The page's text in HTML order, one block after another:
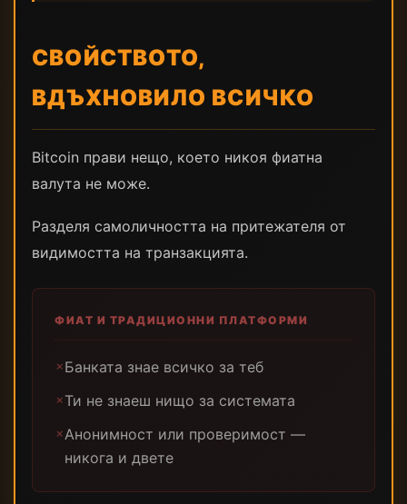
СВОЙСТВОТО,
ВДЪХНОВИЛО ВСИЧКО
Bitcoin прави нещо, което никоя фиатна
валута не може.
Разделя самоличността на притежателя от
видимостта на транзакцията.
ФИАТ И ТРАДИЦИОННИ ПЛАТФОРМИ
✗Банката знае всичко за теб
✗Ти не знаеш нищо за системата
✗Анонимност или проверимост —
никога и двете